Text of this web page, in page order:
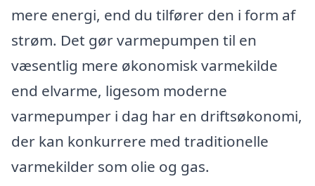
mere energi, end du tilfører den i form af
strøm. Det gør varmepumpen til en
væsentlig mere økonomisk varmekilde
end elvarme, ligesom moderne
varmepumper i dag har en driftsøkonomi,
der kan konkurrere med traditionelle
varmekilder som olie og gas.